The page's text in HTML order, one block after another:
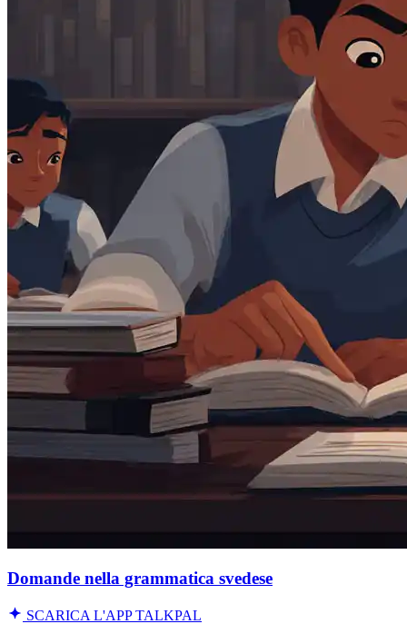
Domande nella grammatica svedese
SCARICA L'APP TALKPAL